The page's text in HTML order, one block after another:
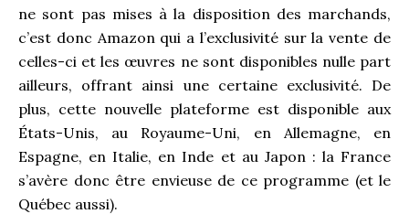
ne sont pas mises à la disposition des marchands,
c’est donc Amazon qui a l’exclusivité sur la vente de
celles-ci et les œuvres ne sont disponibles nulle part
ailleurs, offrant ainsi une certaine exclusivité. De
plus, cette nouvelle plateforme est disponible aux
États-Unis, au Royaume-Uni, en Allemagne, en
Espagne, en Italie, en Inde et au Japon : la France
s’avère donc être envieuse de ce programme (et le
Québec aussi).